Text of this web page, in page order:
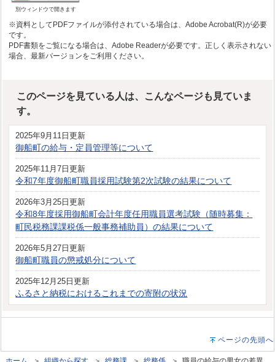
別ウィンドウで開きます
※資料としてPDFファイルが添付されている場合は、Adobe Acrobat(R)が必要
です。
PDF書類をご覧になる場合は、Adobe Readerが必要です。正しく表示されない
場合、最新バージョンをご利用ください。
このページを見ている人は、こんなページも見ていま
す。
2025年9月11日更新
御船町の給与・定員管理等について
2025年11月7日更新
令和7年度御船町職員採用試験第2次試験の結果について
2026年3月25日更新
令和8年度採用御船町会計年度任用職員選考試験（随時募集：
町民税務課課税係一般事務補助員）の結果について
2026年5月27日更新
御船町職員の懲戒処分について
2025年12月25日更新
ふるさと納税におけるこれまでの寄附の状況
ページの先頭へ